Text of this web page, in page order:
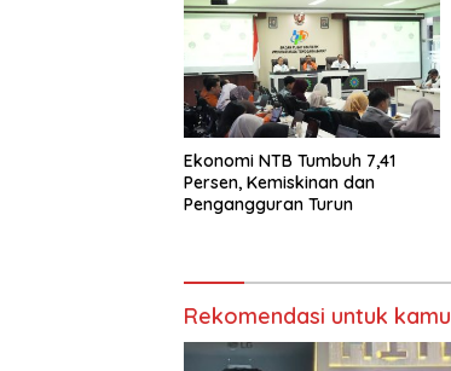
Ekonomi NTB Tumbuh 7,41
Persen, Kemiskinan dan
Pengangguran Turun
Rekomendasi untuk kamu